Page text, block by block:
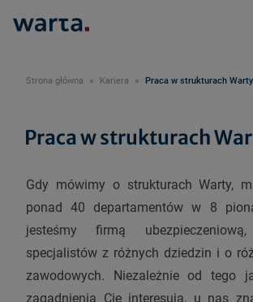
Strona główna Kariera Praca w strukturach Warty
Praca w strukturach
Gdy mówimy o strukturach Warty,
ponad 40 departamentów w 8
jesteśmy firmą
specjalistów z różnych dziedzin i o
zawodowych. Niezależnie od tego
zagadnienia Cię interesują, u nas